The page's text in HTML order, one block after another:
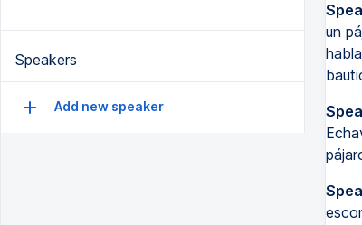
Speakers
Add new speaker
un